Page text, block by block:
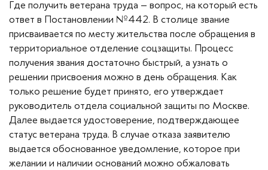
Где получить ветерана труда – вопрос, на который есть
ответ в Постановлении №442. В столице звание
присваивается по месту жительства после обращения в
территориальное отделение соцзащиты. Процесс
получения звания достаточно быстрый, а узнать о
решении присвоения можно в день обращения. Как
только решение будет принято, его утверждает
руководитель отдела социальной защиты по Москве.
Далее выдается удостоверение, подтверждающее
статус ветерана труда. В случае отказа заявителю
выдается обоснованное уведомление, которое при
желании и наличии оснований можно обжаловать